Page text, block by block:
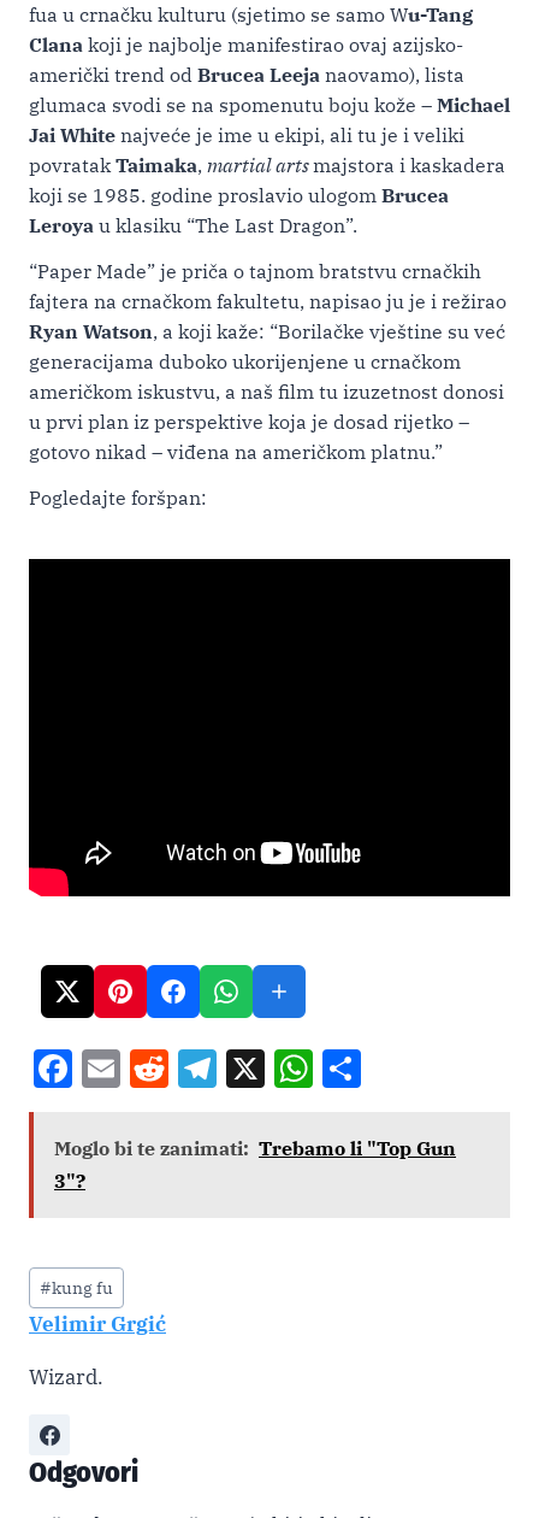
fua u crnačku kulturu (sjetimo se samo Wu-Tang
Clanakoji je najbolje manifestirao ovaj azijsko-
američki trend odBrucea Leejanaovamo), lista
glumaca svodi se na spomenutu boju kože –Michael
Jai Whitenajveće je ime u ekipi, ali tu je i veliki
povratakTaimaka, martial artsmajstora i kaskadera
koji se 1985. godine proslavio ulogomBrucea
Leroyau klasiku “The Last Dragon”.
“Paper Made” je priča o tajnom bratstvu crnačkih
fajtera na crnačkom fakultetu, napisao ju je i režirao
Ryan Watson, a koji kaže: “Borilačke vještine su već
generacijama duboko ukorijenjene u crnačkom
američkom iskustvu, a naš film tu izuzetnost donosi
u prvi plan iz perspektive koja je dosad rijetko –
gotovo nikad – viđena na američkom platnu.”
Pogledajte foršpan:
F
c
e
o
o
k
E
ai
R
d
T
e
X W
at ar
Moglo bi te zanimati: Trebamo li "Top Gun
3"?
Post
Tags:
#kung fu
Velimir Grgić
Wizard.
Odgovori